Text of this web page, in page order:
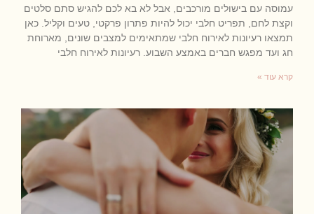
עמוסה עם בישולים מורכבים, אבל לא בא לכם להגיש סתם סלטים
וקצת לחם, תפריט חלבי יכול להיות פתרון פרקטי, טעים וקליל. כאן
תמצאו רעיונות לאירוח חלבי שמתאימים למצבים שונים, מארוחת
חג ועד מפגש חברים באמצע השבוע. רעיונות לאירוח חלבי
קרא עוד »